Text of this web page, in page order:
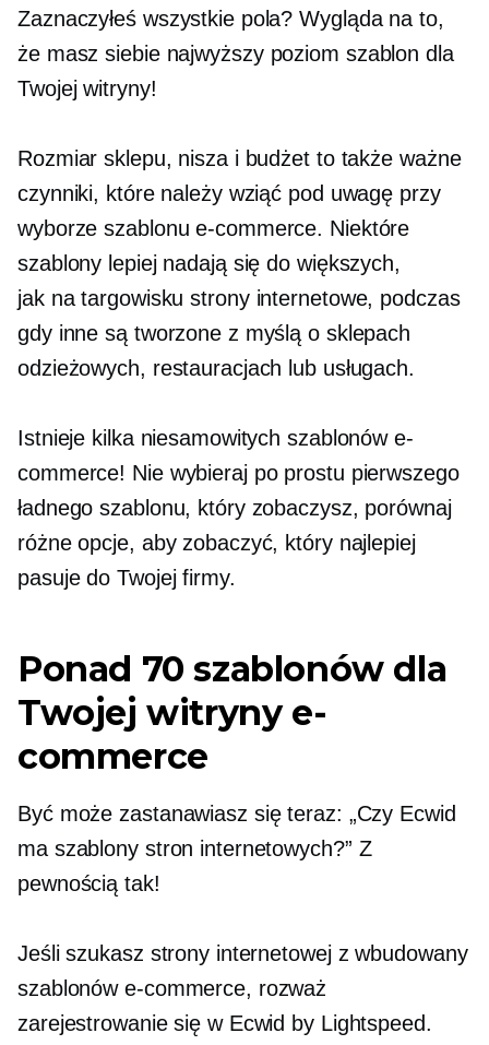
Zaznaczyłeś wszystkie pola? Wygląda na to,
że masz siebie najwyższy poziom szablon dla
Twojej witryny!
Rozmiar sklepu, nisza i budżet to także ważne
czynniki, które należy wziąć pod uwagę przy
wyborze szablonu e-commerce. Niektóre
szablony lepiej nadają się do większych,
jak na targowisku strony internetowe, podczas
gdy inne są tworzone z myślą o sklepach
odzieżowych, restauracjach lub usługach.
Istnieje kilka niesamowitych szablonów e-
commerce! Nie wybieraj po prostu pierwszego
ładnego szablonu, który zobaczysz, porównaj
różne opcje, aby zobaczyć, który najlepiej
pasuje do Twojej firmy.
Ponad 70 szablonów dla
Twojej witryny e-
commerce
Być może zastanawiasz się teraz: „Czy Ecwid
ma szablony stron internetowych?” Z
pewnością tak!
Jeśli szukasz strony internetowej zwbudowany
szablonów e-commerce, rozważ
zarejestrowanie się w Ecwid by Lightspeed.